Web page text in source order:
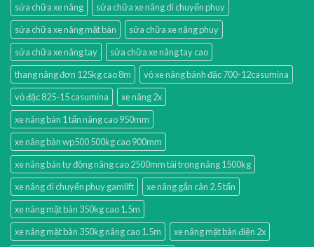
sửa chữa xe nâng
sửa chữa xe nâng di chuyển phuy
sửa chữa xe nâng mặt bàn
sửa chữa xe nâng phuy
sửa chữa xe nâng tay
sửa chữa xe nâng tay cao
thang nâng đơn 125kg cao 8m
vỏ xe nâng bánh đặc 700-12casumina
vỏ đặc 825-15 casumina
xe nâng 2x
xe nâng bàn 1 tấn nâng cao 950mm
xe nâng bàn wp500 500kg cao 900mm
xe nâng bán tự động nâng cao 2500mm tải trọng nâng 1500kg
xe nâng di chuyển phuy gamlift
xe nâng gắn cân 2.5 tấn
xe nâng mặt bàn 350kg cao 1.5m
xe nâng mặt bàn 350kg nâng cao 1.5m
xe nâng mặt bàn điện 2x